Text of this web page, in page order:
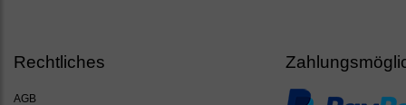
Rechtliches
AGB